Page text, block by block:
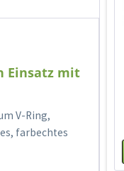
Einsatz mit
V-Ring,
farbechtes